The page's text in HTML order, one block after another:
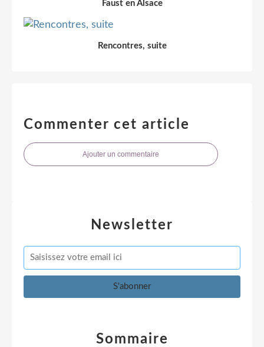
Faust en Alsace
Rencontres, suite
Commenter cet article
Ajouter un commentaire
Newsletter
Sommaire